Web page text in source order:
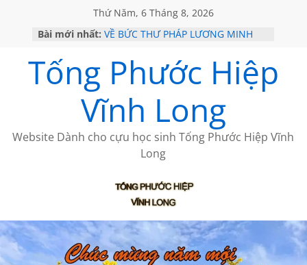
Thứ Năm, 6 Tháng 8, 2026
Bài mới nhất: VỀ BỨC THƯ PHÁP LƯƠNG MINH
HỌC SỬ HỒI XƯA
MỘT ĐỜI ĐI QUA NHỮNG TRANG
SÁCH
BẤT CHỢT CỦA CHÂU LỆ DUNG
CÀ PHÊ NGẮM NÚI
Tống Phước Hiệp
Vĩnh Long
Website Dành cho cựu học sinh Tống Phước Hiệp Vĩnh
Long